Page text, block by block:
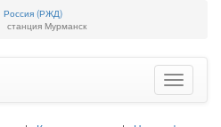
Россия (РЖД)
станция Мурманск
Toggle